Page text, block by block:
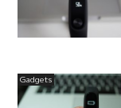
Gadgets